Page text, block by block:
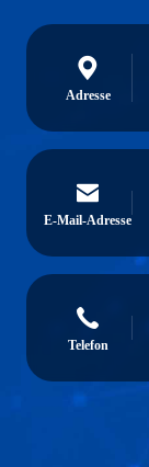
Adresse
E-Mail-Adresse
Telefon